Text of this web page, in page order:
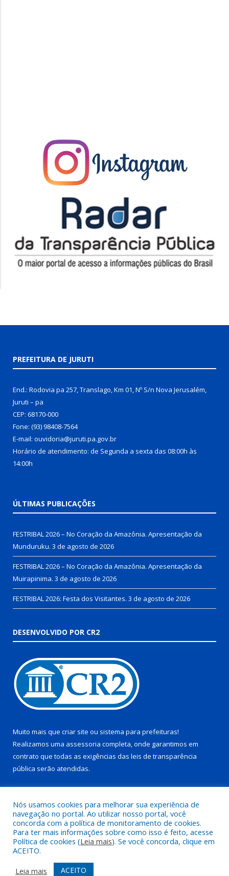
PREFEITURA DE JURUTI
End.: Rodovia pa 257, Translago, Km 01, Nº S/n Nova Jerusalém,
Juruti – pa
CEP: 68170-000
Fone: (93) 98408-7564
E-mail: ouvidoria@juruti.pa.gov.br
Horário de atendimento: de Segunda a sexta das 08:00h às
14:00h
ÚLTIMAS PUBLICAÇÕES
FESTRIBAL 2026 – No Coração da Amazônia. Apresentação da
Munduruku. 3 de agosto de 2026
FESTRIBAL 2026 – No Coração da Amazônia. Apresentação da
Muirapinima. 3 de agosto de 2026
FESTRIBAL 2026: Festa dos Visitantes. 3 de agosto de 2026
DESENVOLVIDO POR CR2
Muito mais que criar site ou sistema para prefeituras!
Realizamos uma assessoria completa, onde garantimos em
contrato que todas as exigências das leis de transparência
pública serão atendidas.
Todos os direitos reservados a Prefeitura Municipal de Juruti.
Mapa do Site
Acessar Área Administrativa
Nós usamos cookies para melhorar sua experiência de
navegação no portal. Ao utilizar nosso portal, você
concorda com a política de monitoramento de cookies.
Para ter mais informações sobre como isso é feito, acesse
Política de cookies (Leia mais). Se você concorda, clique em
ACEITO.
Leia mais
ACEITO